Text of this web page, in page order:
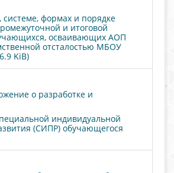
системе, формах и порядке
и итоговой
осваивающих АОП
отсталостью МБОУ
KiB)
о разработке и
индивидуальной
(СИПР) обучающегося